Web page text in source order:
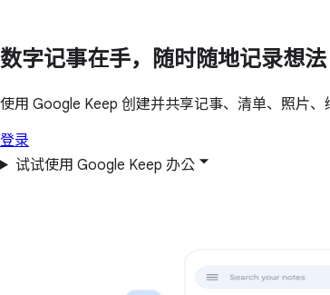
数字记事在手，随时随地记录想法
使用 Google Keep 创建并共享记事、清单、照片、
登录
试试使用 Google Keep 办公